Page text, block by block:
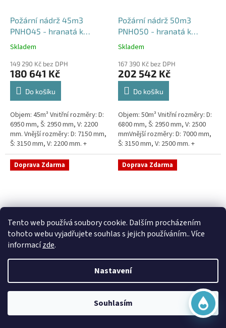
Tento web používá soubory cookie. Dalším procházením
tohoto webu vyjadřujete souhlas s jejich používáním.. Více
informacízde.
Nastavení
Souhlasím
Požární nádrž 45m3
PNHO45 - hranatá k
obetonování
Průměrné
produktu
je
5,0
hvězdiček.
Skladem
149 290 Kč bez DPH
180 641 Kč
Do košíku
Objem: 45m³ Vnitřní rozměry: D:
6950 mm, Š: 2950 mm, V: 2200
mm. Vnější rozměry: D: 7150 mm,
Š: 3150 mm, V: 2200 mm. +
komínek Běžná doba dodání 2-3
týdny od objednávky....
Požární nádrž 50m3
PNHO50 - hranatá k
obetonování
Průměrné
produktu
je
5,0
hvězdiček.
Skladem
167 390 Kč bez DPH
202 542 Kč
Do košíku
Objem: 50m³ Vnitřní rozměry: D:
6800 mm, Š: 2950 mm, V: 2500
mmVnější rozměry: D: 7000 mm,
Š: 3150 mm, V: 2500 mm. +
komínek Běžná doba dodání 2-3
týdny od objednávky. Rozměry...
Doprava Zdarma
Sací šachta samonosná
hodnocení
5,0
20 790 Kč bez DPH
Doprava Zdarma
Skladem
15 390 Kč bez DPH
Online
Začít konverzaci